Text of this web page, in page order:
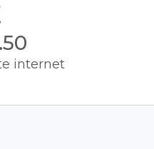
internet